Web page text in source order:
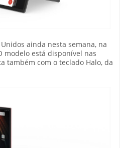
ainda nesta semana, na
modelo está disponível nas
também com o teclado Halo, da